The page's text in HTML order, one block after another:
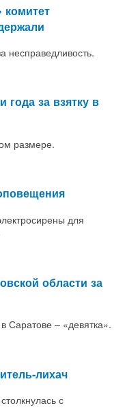
несправедливость.
года за взятку в
размере.
для
области за
Саратове – «девятка».
лихач
с